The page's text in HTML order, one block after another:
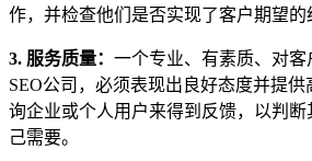
作，并检查他们是否实现了客户期望的
3. 服务质量： 一个专业、有素质、对
SEO公司，必须表现出良好态度并提
询企业或个人用户来得到反馈，以判
己需要。